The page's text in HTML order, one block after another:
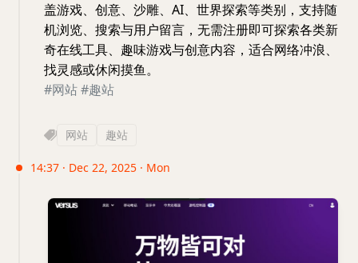
盖游戏、创意、沙雕、AI、世界探索等类别，支持随
机浏览、搜索与用户留言，无需注册即可探索各类新
奇在线工具、趣味游戏与创意内容，适合网络冲浪、
找灵感或休闲摸鱼。
#网站#趣站
网站 趣站
14:37 · Dec 22, 2025 · Mon